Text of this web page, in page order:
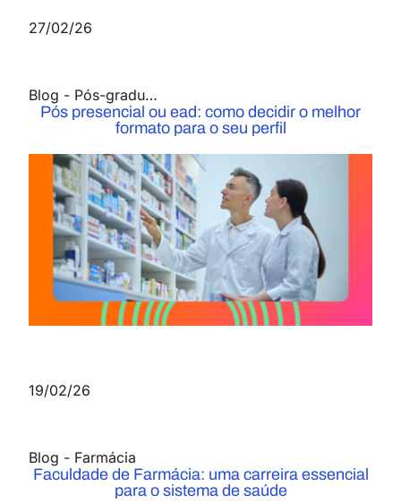
27/02/26
Blog - Pós-graduação
Pós presencial ou ead: como decidir o melhor
formato para o seu perfil
19/02/26
Blog - Farmácia
Faculdade de Farmácia: uma carreira essencial
para o sistema de saúde